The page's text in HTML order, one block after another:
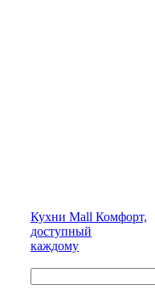
Кухни Mall Комфорт,
доступный
каждому